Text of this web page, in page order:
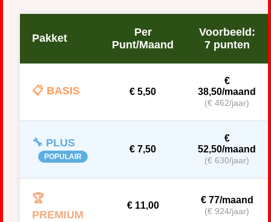
Pakket
Per
Punt/Maand
Voorbeeld:
7 punten
📋 BASIS € 5,50
€
38,50/maand
(€ 462/jaar)
🔧 PLUS
POPULAIR
€ 7,50
€
52,50/maand
(€ 630/jaar)
🏆
PREMIUM
€ 11,00
€ 77/maand
(€ 924/jaar)